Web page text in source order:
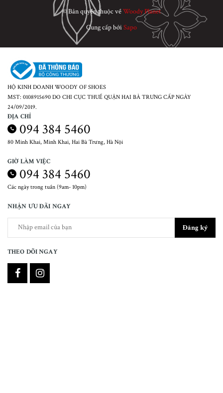
© Bản quyền thuộc vềWoody Planet
Cung cấp bởiSapo
HỘ KINH DOANH WOODY OF SHOES
MST: 0108915690 DO CHI CỤC THUẾ QUẬN HAI BÀ TRƯNG CẤP NGÀY
24/09/2019.
ĐỊA CHỈ
094 384 5460
80 Minh Khai, Minh Khai, Hai Bà Trưng, Hà Nội
GIỜ LÀM VIỆC
094 384 5460
Các ngày trong tuần (9am- 10pm)
NHẬN ƯU ĐÃI NGAY
Đăng ký
THEO DÕI NGAY